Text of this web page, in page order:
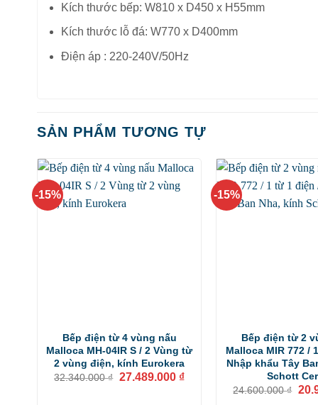
Kích thước bếp: W810 x D450 x H55mm
Kích thước lỗ đá: W770 x D400mm
Điện áp : 220-240V/50Hz
SẢN PHẨM TƯƠNG TỰ
-15%
Bếp điện từ 4 vùng nấu
Malloca MH-04IR S / 2 Vùng từ
2 vùng điện, kính Eurokera
32.340.000₫ Giá
27.489.000 ₫Giá
-15%
Bếp điện từ 2
Malloca MIR 772 /
Nhập khẩu Tây
Schott
24.600.000₫ Giá